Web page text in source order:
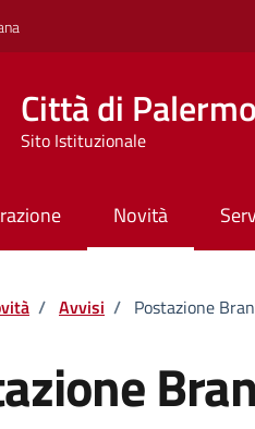
Città di Palermo
Sito Istituzionale
Novità
/ Avvisi / Postazione